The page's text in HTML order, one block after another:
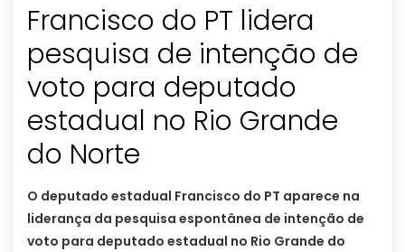
Francisco do PT lidera
pesquisa de intenção de
voto para deputado
estadual no Rio Grande
do Norte
O deputado estadual Francisco do PT aparece na
liderança da pesquisa espontânea de intenção de
voto para deputado estadual no Rio Grande do